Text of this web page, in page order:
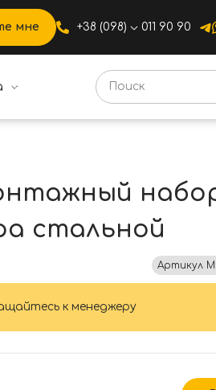
мне +38 (098) 011 90 90
стальной
Артикул
к менеджеру